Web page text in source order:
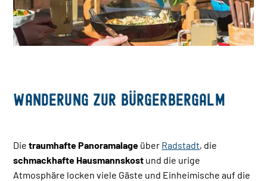
Wanderung zur Bürgerbergalm
Dietraumhafte Panoramalage über Radstadt, die
schmackhafte Hausmannskost und die urige
Atmosphäre locken viele Gäste und Einheimische auf die